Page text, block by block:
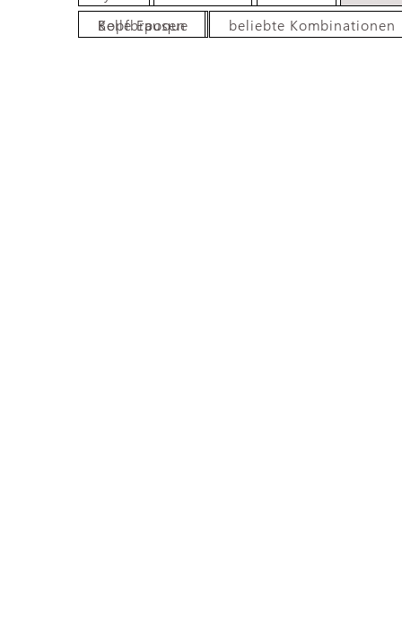
Belle Epoque
Kopfbrausen
beliebte Kombinationen